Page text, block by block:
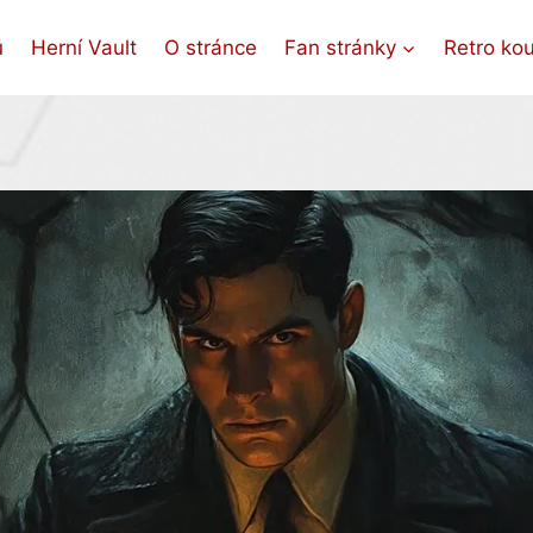
Herní Vault O stránce Fan stránky Retro